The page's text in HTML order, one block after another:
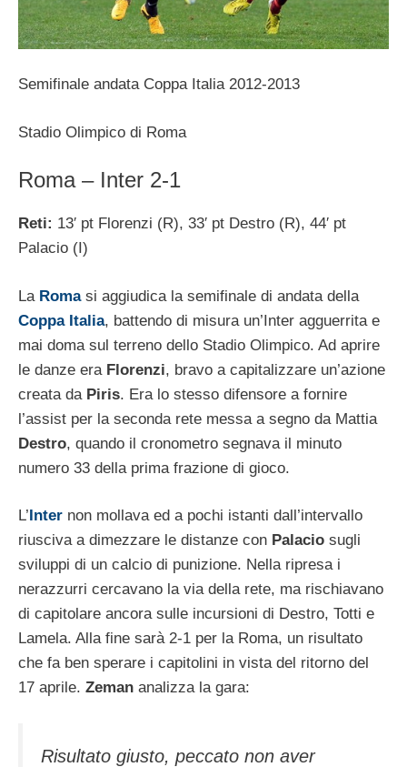
Semifinale andata Coppa Italia 2012-2013
Stadio Olimpico di Roma
Roma – Inter 2-1
Reti: 13′ pt Florenzi (R), 33′ pt Destro (R), 44′ pt
Palacio (I)
La Romasi aggiudica la semifinale di andata della
Coppa Italia, battendo di misura un’Inter agguerrita e
mai doma sul terreno dello Stadio Olimpico. Ad aprire
le danze era Florenzi, bravo a capitalizzare un’azione
creata da Piris. Era lo stesso difensore a fornire
l’assist per la seconda rete messa a segno da Mattia
Destro, quando il cronometro segnava il minuto
numero 33 della prima frazione di gioco.
L’Inter non mollava ed a pochi istanti dall’intervallo
riusciva a dimezzare le distanze con Palacio sugli
sviluppi di un calcio di punizione. Nella ripresa i
nerazzurri cercavano la via della rete, ma rischiavano
di capitolare ancora sulle incursioni di Destro, Totti e
Lamela. Alla fine sarà 2-1 per la Roma, un risultato
che fa ben sperare i capitolini in vista del ritorno del
17 aprile. Zeman analizza la gara:
Risultato giusto, peccato non aver